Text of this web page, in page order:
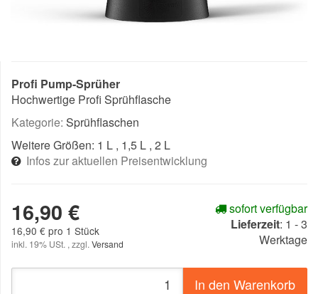
Profi Pump-Sprüher
Hochwertige Profi Sprühflasche
Kategorie: Sprühflaschen
Weitere Größen: 1 L , 1,5 L , 2 L
Infos zur aktuellen Preisentwicklung
16,90 €
16,90 € pro 1 Stück
inkl. 19% USt. , zzgl. Versand
sofort verfügbar
Lieferzeit: 1 - 3
Werktage
In den Warenkorb